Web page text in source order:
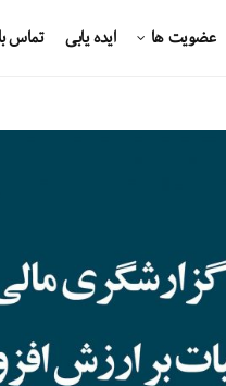
عضویت ها ایده یابی تماس